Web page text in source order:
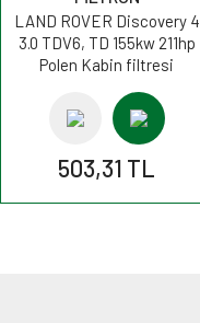
LAND ROVER Discovery 4
3.0 TDV6, TD 155kw 211hp
Polen Kabin filtresi
503,31 TL